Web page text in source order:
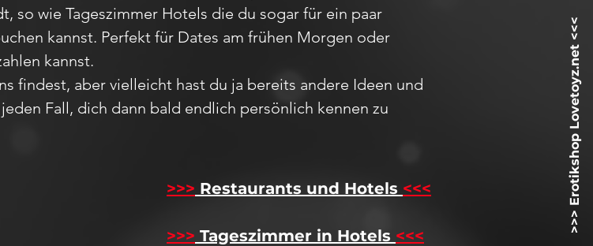
>>> Erotikshop Lovetoyz.net <<<
, so wie Tageszimmer Hotels die du sogar für ein paar
kannst. Perfekt für Dates am frühen Morgen oder
kannst.
findest, aber vielleicht hast du ja bereits andere Ideen und
Fall, dich dann bald endlich persönlich kennen zu
>>> Restaurants und Hotels <<<
>>> Tageszimmer in Hotels <<<